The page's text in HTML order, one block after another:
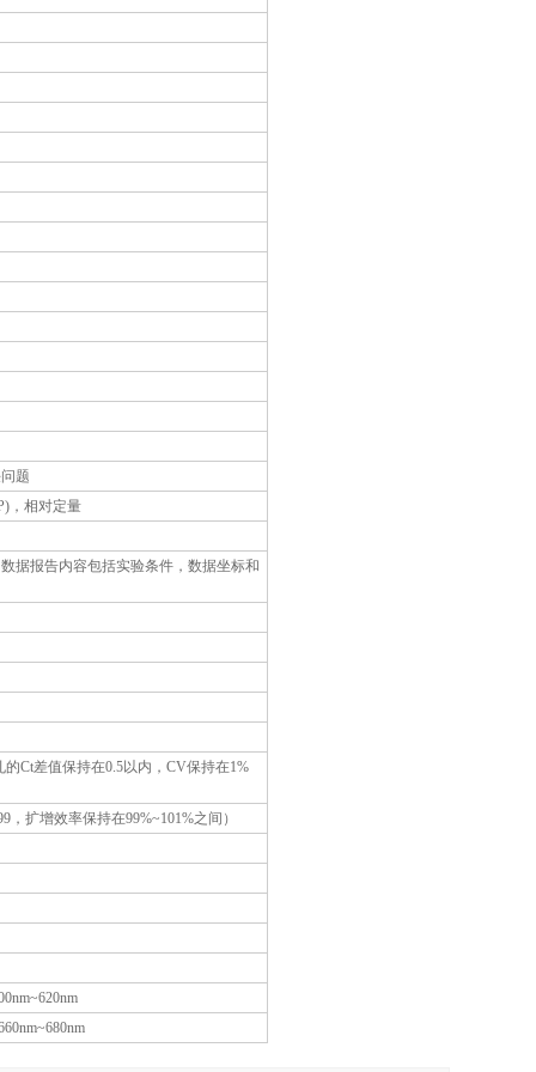
题
，相对定量
据报告内容包括实验条件，数据坐标和
Ct差值保持在0.5以内，CV保持在1%
扩增效率保持在99%~101%之间）